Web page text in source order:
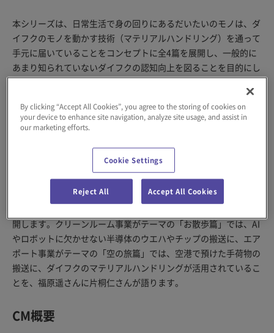
本シリーズは、日常生活で身の回りにあるだいたいのモノは、ダ
イフクのモノを動かす技術（マテリアルハンドリング）を通って
手元に届いていることをコンセプトに全4篇を展開し、一般的に
あまり知られていないダイフクの認知向上を図ることを目的にし
ています。2025年6月には、イントラロジスティクス事業をテー
マにした「お買い物篇」と、オートモーティブ事業をテーマにし
た「タクシー篇」を公開しました。
本CMのストーリーは、社名と語感が近い“だいたい”という言葉
開します。クリーンルーム事業がテーマの「お散歩篇」では、AI
やロボットに欠かせない半導体のウエハやチップの搬送に、エア
ポート事業がテーマの「空の旅篇」では、空港で預けた手荷物の
搬送に、ダイフクのマテリアルハンドリングが活用されているこ
とを、福原遥さんに片桐仁さんが語ります。
CM概要
By clicking “Accept All Cookies”, you agree to the storing of cookies on
your device to enhance site navigation, analyze site usage, and assist in
our marketing efforts.
Cookie Settings
Reject All Accept All Cookies